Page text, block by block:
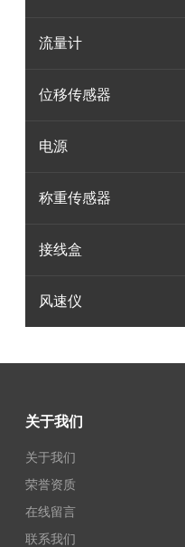
流量计
位移传感器
电源
称重传感器
接线盒
风速仪
关于我们
关于我们
荣誉资质
在线留言
联系我们